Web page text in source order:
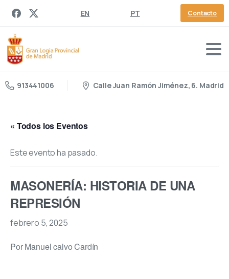
EN PT Contacto
913441006 Calle Juan Ramón Jiménez, 6. Madrid
« Todos los Eventos
Este evento ha pasado.
MASONERÍA: HISTORIA DE UNA
REPRESIÓN
febrero 5, 2025
Por Manuel calvo Cardín